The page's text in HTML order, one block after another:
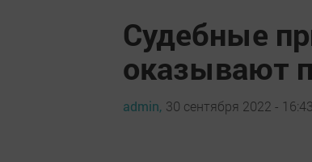
Судебные
оказывают
admin, 30 сентября 2022 - 16:43